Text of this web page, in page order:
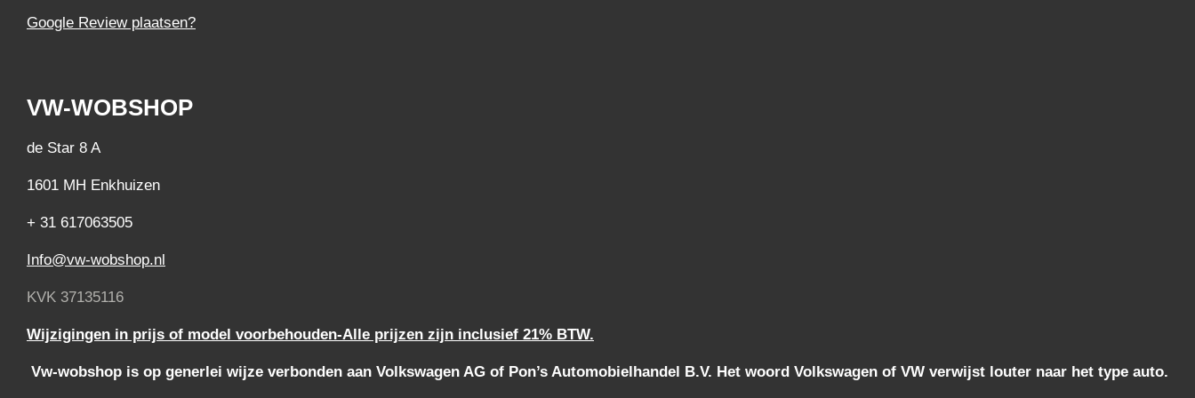
Google Review plaatsen?
VW-WOBSHOP
de Star 8 A
1601 MH Enkhuizen
+ 31 617063505
Info@vw-wobshop.nl
KVK 37135116
Wijzigingen in prijs of model voorbehouden-Alle prijzen zijn inclusief 21% BTW.
Vw-wobshop is op generlei wijze verbonden aan Volkswagen AG of Pon’s Automobielhandel B.V. Het woord Volkswagen of VW verwijst louter naar het type auto.